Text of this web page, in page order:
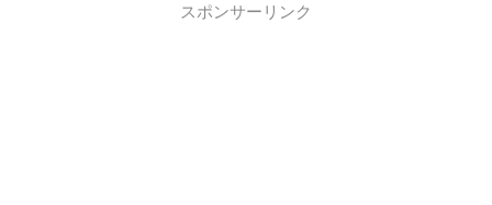
スポンサーリンク